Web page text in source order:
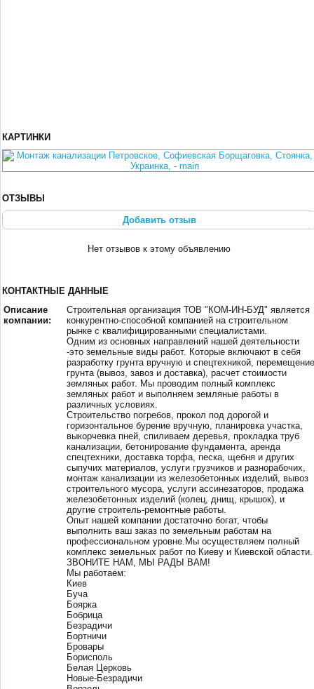
КАРТИНКИ
ОТЗЫВЫ
Добавить отзыв
Нет отзывов к этому объявлению
КОНТАКТНЫЕ ДАННЫЕ
Описание
компании:
Строительная организация ТОВ "КОМ-ИН-БУД" является
конкурентно-способной компанией на строительном
рынке с квалифицированными специалистами.
Одним из основных направлений нашей деятельности
-это земельные виды работ. Которые включают в себя
разработку грунта вручную и спецтехникой, перемещение
грунта (вывоз, завоз и доставка), расчет стоимости
земляных работ. Мы проводим полный комплекс
земляных работ и выполняем земляные работы в
различных условиях.
Строительство погребов, прокол под дорогой и
горизонтальное бурение вручную, планировка участка,
выкорчевка пней, спиливаем деревья, прокладка труб
канализации, бетонирование фундамента, аренда
спецтехники, доставка торфа, песка, щебня и других
сыпучих материалов, услуги грузчиков и разнорабочих,
монтаж канализации из железобетонных изделий, вывоз
строительного мусора, услуги ассинезаторов, продажа
железобетонных изделий (колец, днищ, крышок), и
другие строитель-ремонтные работы.
Опыт нашей компании достаточно богат, чтобы
выполнить ваш заказ по земельным работам на
профессиональном уровне.Мы осуществляем полный
комплекс земельных работ по Киеву и Киевской области.
ЗВОНИТЕ НАМ, МЫ РАДЫ ВАМ!
Мы работаем:
Киев
Буча
Боярка
Бобрица
Безрадичи
Бортничи
Бровары
Борисполь
Белая Церковь
Новые-Безрадичи